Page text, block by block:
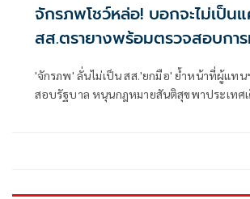
จักรภพโชว์หล่อ! บอกจะไม่เป็น
สส.ตรายางพร้อมตรวจสอบการ
รัฐบาลด้วย
'จักรภพ' ลั่นไม่เป็น สส.'ยกมือ' ย้ำหน้าที่ผู้แทน
สอบรัฐบาล หนุนกฎหมายสันติสุขพาประเทศ